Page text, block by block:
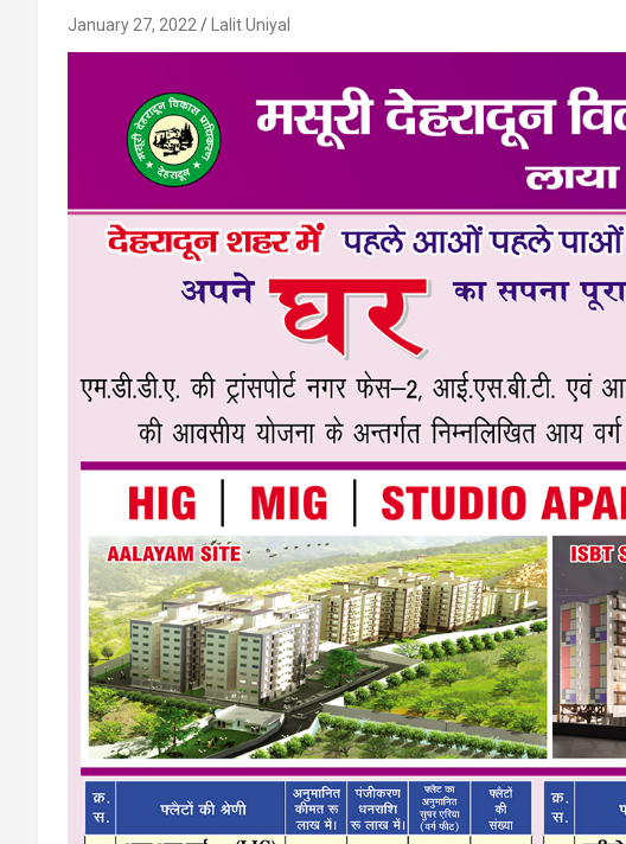
January 27, 2022 Lalit Uniyal